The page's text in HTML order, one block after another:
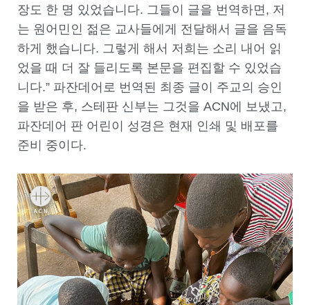
장도 한 명 있었습니다. 그들이 글을 번역하면, 저
는 원어민인 젊은 교사들에게 전달해서 글을 음독
하게 했습니다. 그렇게 해서 저희는 소리 내어 읽
었을 때 더 잘 들리도록 본문을 편집할 수 있었습
니다.” 파잔데어로 번역된 최종 글이 주교의 승인
을 받은 후, 스테판 신부는 그것을 ACN에 보냈고,
파잔데어 판 어린이 성경은 현재 인쇄 및 배포를
준비 중이다.